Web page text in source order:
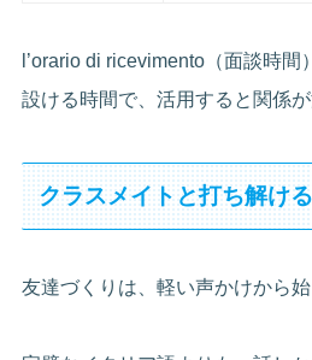
l’orario di ricevimento（面談時
設ける時間で、活用すると関係が
クラスメイトと打ち解け
友達づくりは、軽い声かけから始